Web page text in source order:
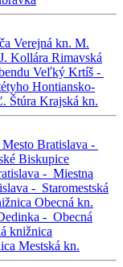
Verejná kn. M.
Kollára Rimavská
Veľký Krtíš -
Hontiansko-
Štúra Krajská kn.
Bratislava -
Biskupice
- Miestna
- Staromestská
Obecná kn.
- Obecná
knižnica
Mestská kn.